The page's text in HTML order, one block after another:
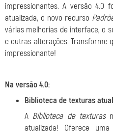
impressionantes. A versão 4.0
atualizada, o novo recurso
várias melhorias de interface, o
e outras alterações. Transforme
impressionante!
Na versão 4.0:
Biblioteca de texturas
A Biblioteca de texturas
atualizada! Oferece